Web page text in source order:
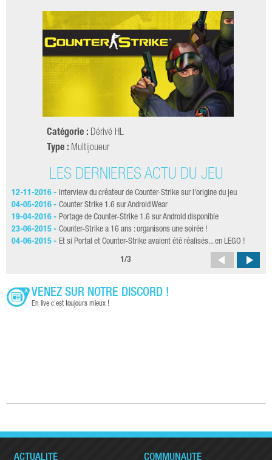
Catégorie : Dérivé HL
Type : Multijoueur
LES DERNIÈRES ACTU DU JEU
12-11-2016 - Interview du créateur de Counter-Strike sur l'origine du jeu
04-05-2016 - Counter Strike 1.6 sur Android Wear
19-04-2016 - Portage de Counter-Strike 1.6 sur Android disponible
23-06-2015 - Counter-Strike a 16 ans : organisons une soirée !
04-06-2015 - Et si Portal et Counter-Strike avaient été réalisés... en LEGO !
1 /3
VENEZ SUR NOTRE DISCORD !
En live c'est toujours mieux !
ACTUALITÉ COMMUNAUTÉ